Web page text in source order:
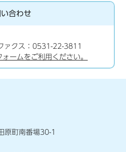
合わせ
クス：0531-22-3811
ームをご利用ください。
町南番場30-1